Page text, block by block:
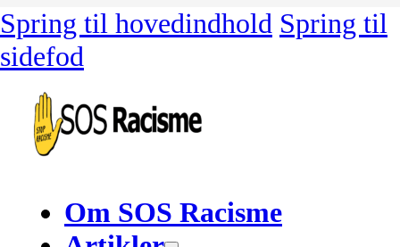
Spring til hovedindhold Spring til
sidefod
Om SOS Racisme